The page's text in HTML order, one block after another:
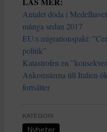
Antalet döda i
många sedan 2017
EU:s migrationspakt:
politik”
Katastrofen en
Ankomsterna till Italien
fortsätter
KATEGORI
Nyheter